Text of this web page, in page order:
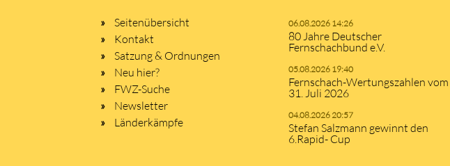
Seitenübersicht
Kontakt
Satzung & Ordnungen
Neu hier?
FWZ-Suche
Newsletter
Länderkämpfe
06.08.2026 14:26
80 Jahre Deutscher
Fernschachbund e.V.
05.08.2026 19:40
Fernschach-Wertungszahlen vom
31. Juli 2026
04.08.2026 20:57
Stefan Salzmann gewinnt den
6.Rapid- Cup